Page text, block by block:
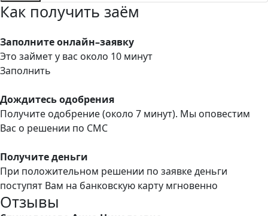
Как получить заём
Заполните онлайн–заявку
Это займет у вас около 10 минут
Заполнить
Дождитесь одобрения
Получите одобрение (около 7 минут). Мы оповестим
Вас о решении по СМС
Получите деньги
При положительном решении по заявке деньги
поступят Вам на банковскую карту мгновенно
Отзывы